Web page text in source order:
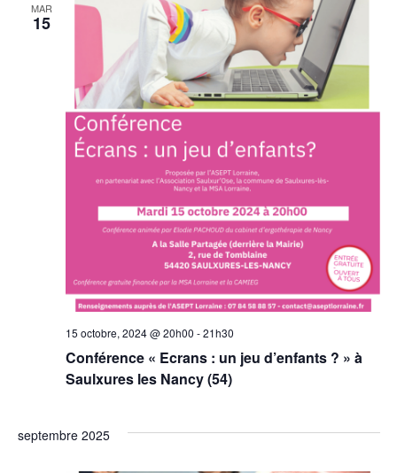
MAR
15
Conférence « Ecrans : un jeu d’enfants ? » à
Saulxures les Nancy (54)
15 octobre, 2024 @ 20h00 -21h30
septembre 2025